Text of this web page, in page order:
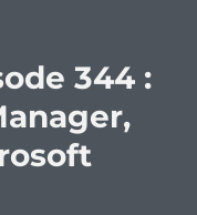
344 :